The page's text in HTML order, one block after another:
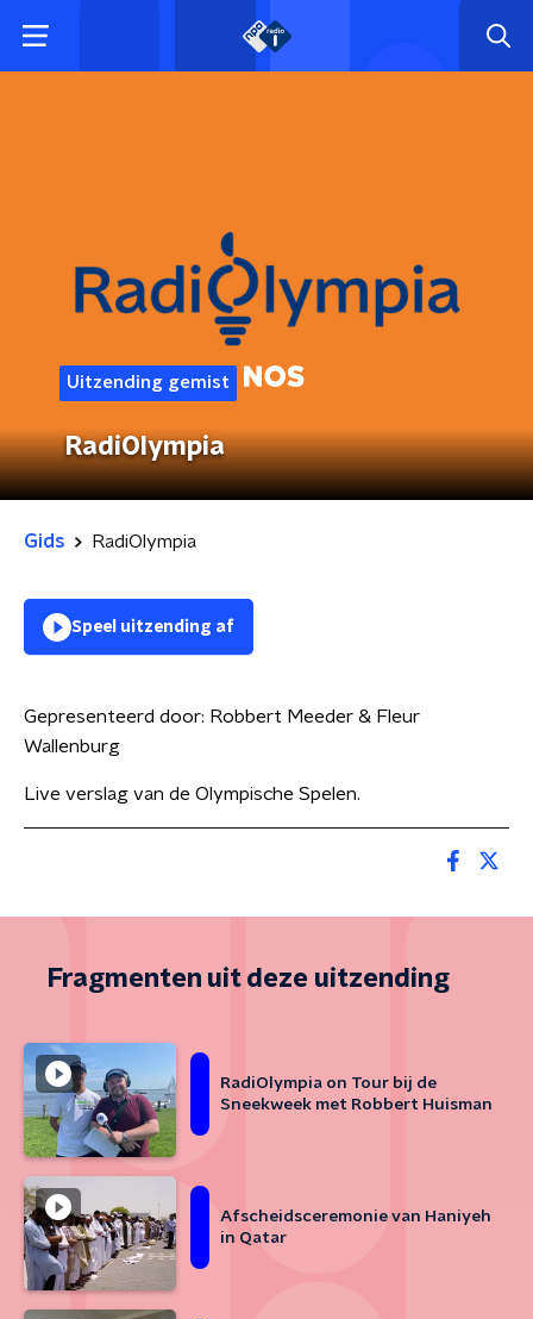
Uitzending gemist
RadiOlympia
Gids RadiOlympia
Speel uitzending af
Gepresenteerd door: Robbert Meeder & Fleur
Wallenburg
Live verslag van de Olympische Spelen.
Fragmenten uit deze uitzending
RadiOlympia on Tour bij de
Sneekweek met Robbert Huisman
Afscheidsceremonie van Haniyeh
in Qatar